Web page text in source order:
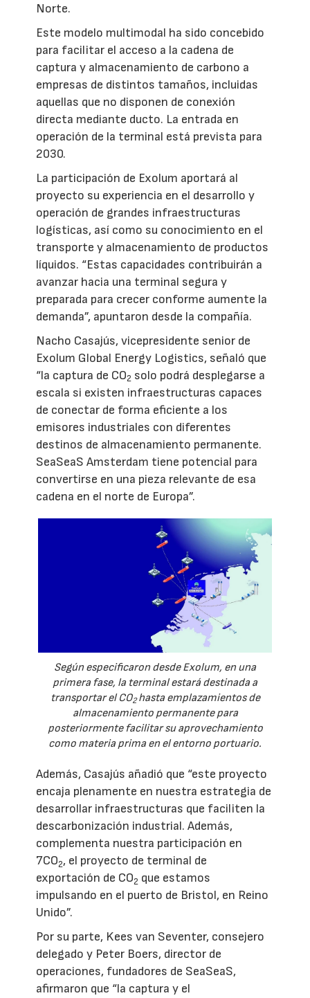
Norte.
Este modelo multimodal ha sido concebido
para facilitar el acceso a la cadena de
captura y almacenamiento de carbono a
empresas de distintos tamaños, incluidas
aquellas que no disponen de conexión
directa mediante ducto. La entrada en
operación de la terminal está prevista para
2030.
La participación de Exolum aportará al
proyecto su experiencia en el desarrollo y
operación de grandes infraestructuras
logísticas, así como su conocimiento en el
transporte y almacenamiento de productos
líquidos. “Estas capacidades contribuirán a
avanzar hacia una terminal segura y
preparada para crecer conforme aumente la
demanda”, apuntaron desde la compañía.
Nacho Casajús, vicepresidente senior de
Exolum Global Energy Logistics, señaló que
“la captura de CO2 solo podrá desplegarse a
escala si existen infraestructuras capaces
de conectar de forma eficiente a los
emisores industriales con diferentes
destinos de almacenamiento permanente.
SeaSeaS Amsterdam tiene potencial para
convertirse en una pieza relevante de esa
cadena en el norte de Europa”.
Según especificaron desde Exolum, en una
primera fase, la terminal estará destinada a
transportar el CO2hasta emplazamientos de
almacenamiento permanente para
posteriormente facilitar su aprovechamiento
como materia prima en el entorno portuario.
Además, Casajús añadió que “este proyecto
encaja plenamente en nuestra estrategia de
desarrollar infraestructuras que faciliten la
descarbonización industrial. Además,
complementa nuestra participación en
7CO2, el proyecto de terminal de
exportación de CO2 que estamos
impulsando en el puerto de Bristol, en Reino
Unido”.
Por su parte, Kees van Seventer, consejero
delegado y Peter Boers, director de
operaciones, fundadores de SeaSeaS,
afirmaron que “la captura y el